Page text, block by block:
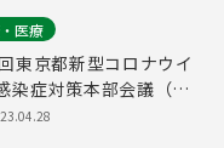
医療
東京都新型コロナウイ
染症対策本部会議（令
月28日 17時00分～）